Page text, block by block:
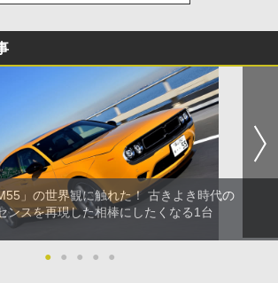
」の世界観に触れた！ 古きよき時代の
ンスを再現した相棒にしたくなる1台
● ● ● ● ●